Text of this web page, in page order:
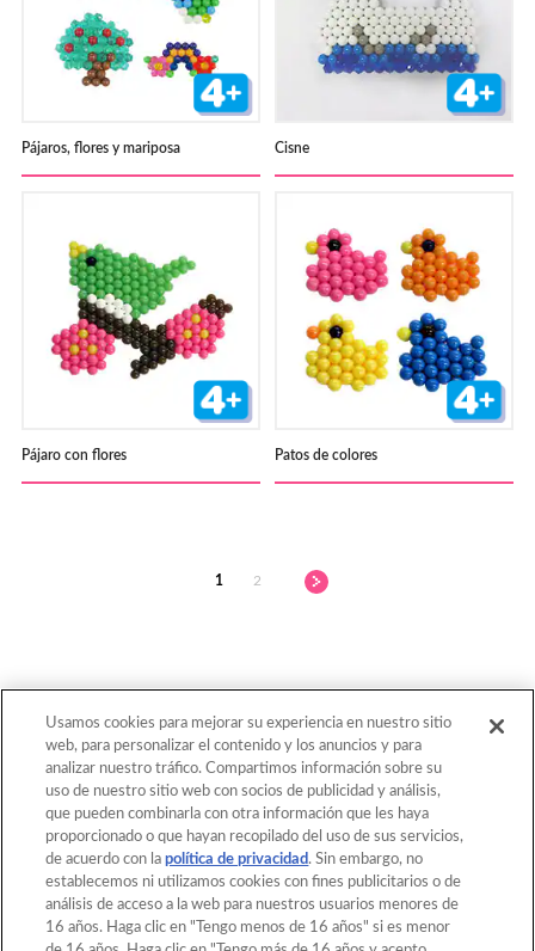
Pájaros, flores y mariposa Cisne
Pájaro con flores Patos de colores
1 2
Volver al principio
Home Catalogo
¿Qué es Aquabeads?
Video Para los padres
Usamos cookies para mejorar su experiencia en nuestro sitio
web, para personalizar el contenido y los anuncios y para
analizar nuestro tráfico. Compartimos información sobre su
uso de nuestro sitio web con socios de publicidad y análisis,
que pueden combinarla con otra información que les haya
proporcionado o que hayan recopilado del uso de sus servicios,
de acuerdo con lapolítica de privacidad. Sin embargo, no
establecemos ni utilizamos cookies con fines publicitarios o de
análisis de acceso a la web para nuestros usuarios menores de
16 años. Haga clic en "Tengo menos de 16 años" si es menor